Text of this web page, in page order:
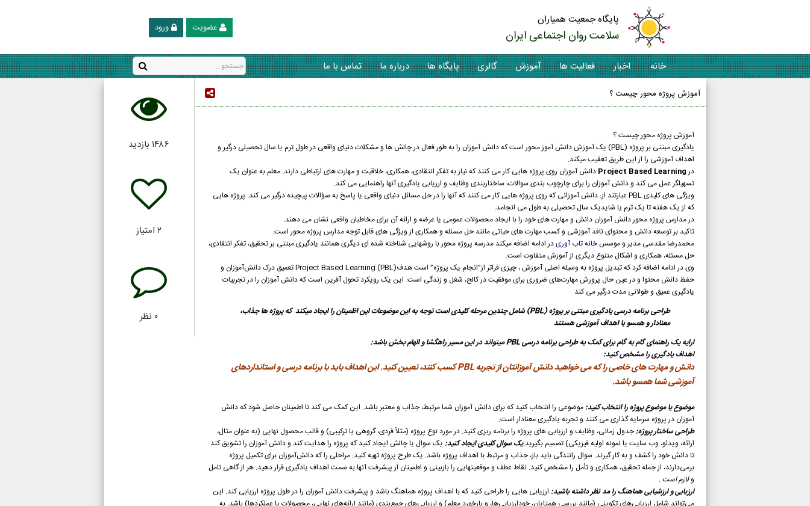
پایگاه جمعیت همیاران
سلامت روان اجتماعی ایران ورود عضویت
خانه اخبار فعالیت ها آموزش گالری پایگاه ها درباره ما تماس با ما
آموزش پروژه محور چیست ؟
آموزش پروژه محور چیست ؟
یادگیری مبتنی بر پروژه (PBL) یک آموزش دانش آموز محور است که دانش آموزان را به طور فعال در چالش ها و مشکلات دنیای واقعی در طول ترم یا سال تحصیلی درگیر و
اهداف آموزشی را از این طریق تعقیب میکند.
درProject Based Learning دانش آموزان روی پروژه هایی کار می کنند که نیاز به تفکر انتقادی، همکاری، خلاقیت و مهارت های ارتباطی دارند. معلم به عنوان یک
تسهیلگر عمل می کند و دانش آموزان را برای چارچوب بندی سوالات، ساختاربندی وظایف و ارزیابی یادگیری آنها راهنمایی می کند.
ویژگی های کلیدی PBL عبارتند از: دانش آموزانی که روی پروژه هایی کار می کنند که آنها را در حل مسائل دنیای واقعی یا پاسخ به سؤالات پیچیده درگیر می کند. پروژه هایی
که از یک هفته تا یک ترم یا شایدیک سال تحصیلی به طول می انجامد.
در مدارس پروژه محور دانش آموزان دانش و مهارت های خود را با ایجاد محصولات عمومی یا عرضه و ارائه آن برای مخاطبان واقعی نشان می دهند.
تاکید بر توسعه دانش و محتوای نافذ آموزشی و کسب مهارت های حیاتی مانند حل مسئله و همکاری از ویژگی های قابل توجه مدارس پروژه محور است.
محمدرضا مقدسی مدیر و موسس خانه تاب آوریدر ادامه اضافه میکند مدرسه پروژه محور با روشهایی شناخته شده ای دیگری همانند یادگیری مبتنی بر تحقیق، تفکر انتقادی،
حل مسئله، همکاری و اشکال متنوع دیگری از آموزش متفاوت است.
وی در ادامه اضافه کرد که تبدیل پروژه به وسیله اصلی آموزش ، چیزی فراتر از”انجام یک پروژه” است هدف(PBL) Project Based Learning تعمیق درک دانش‌آموزان و
حفظ دانش محتوا و در عین حال پرورش مهارت‌های ضروری برای موفقیت در کالج، شغل و زندگی است. این یک رویکرد تحول آفرین است که دانش آموزان را در تجربیات
یادگیری عمیق و طولانی مدت درگیر می کند
طراحی برنامه درسی یادگیری مبتنی بر پروژه (PBL) شامل چندین مرحله کلیدی است توجه به این موضوعات این اظمینان را ایجاد میکند که پروژه ها جذاب،
معنادار و همسو با اهداف آموزشی هستند
ارایه یک راهنمای گام به گام برای کمک به طراحی برنامه درسی PBL میتواند در این مسیر راهگشا و الهام بخش باشد:
اهداف یادگیری را مشخص کنید:
دانش و مهارت های خاصی را که می خواهید دانش آموزانتان از تجربه PBL کسب کنند، تعیین کنید. این اهداف باید با برنامه درسی و استانداردهای
آموزشی شما همسو باشد.
موضوع یا موضوع پروژه را انتخاب کنید: موضوعی را انتخاب کنید که برای دانش آموزان شما مرتبط، جذاب و معتبر باشد. این کمک می کند تا اطمینان حاصل شود که دانش
آموزان در پروژه سرمایه گذاری می کنند و تجربه یادگیری معنادار است.
طراحی ساختار پروژه: جدول زمانی، وظایف و ارزیابی های پروژه را برنامه ریزی کنید. در مورد نوع پروژه (مثلاً فردی، گروهی یا ترکیبی) و قالب محصول نهایی (به عنوان مثال،
ارائه، ویدئو، وب سایت یا نمونه اولیه فیزیکی) تصمیم بگیرید.یک سوال کلیدی ایجاد کنید: یک سوال یا چالش ایجاد کنید که پروژه را هدایت کند و دانش آموزان را تشویق کند
تا دانش خود را کشف و به کار گیرند. سوال رانندگی باید باز، جذاب و مرتبط با اهداف پروژه باشد. یک طرح پروژه تهیه کنید: مراحلی را که دانش‌آموزان برای تکمیل پروژه
برمی‌دارند، از جمله تحقیق، همکاری و تأمل را مشخص کنید. نقاط عطف و موقعیتهایی را بازبینی و اطمینان از پیشرفت آنها به سمت اهداف یادگیری قرار دهید. هر از گاهی تامل
ولازم است .
ارزیابی و ارزشیابی هماهنگ را مد نظر داشته باشید: ارزیابی هایی را طراحی کنید که با اهداف پروژه هماهنگ باشد و پیشرفت دانش آموزان را در طول پروژه ارزیابی کند. این
می‌تواند شامل ارزیابی‌های تکوینی (مانند بررسی همتایان، خودارزیابی‌ها، و بازخورد معلم) و ارزیابی‌های جمع‌بندی (مانند ارائه‌های نهایی، محصولات یا عملکردها) باشد. به
۱۴۸۶ بازدید
۲ امتیاز
۰ نظر